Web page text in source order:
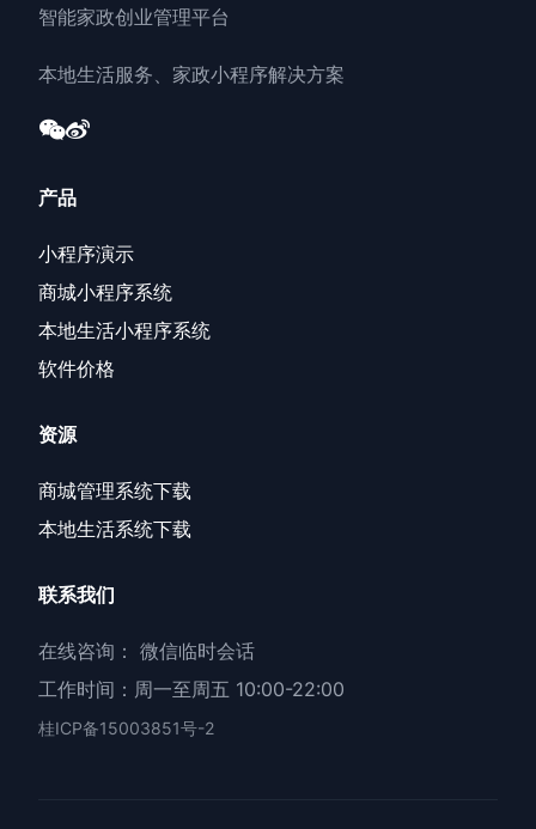
智能家政创业管理平台
本地生活服务、家政小程序解决方案
产品
小程序演示
商城小程序系统
本地生活小程序系统
软件价格
资源
商城管理系统下载
本地生活系统下载
联系我们
在线咨询： 微信临时会话
工作时间：周一至周五 10:00-22:00
桂ICP备15003851号-2